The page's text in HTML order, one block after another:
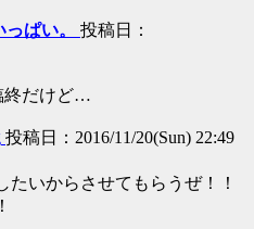
ぱい。 投稿日：
終だけど…
投稿日：2016/11/20(Sun) 22:49
たいからさせてもらうぜ！！